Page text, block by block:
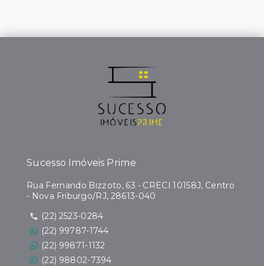
Sucesso Imóveis Prime
Rua Fernando Bizzoto, 63 - CRECI 10158J, Centro
- Nova Friburgo/RJ, 28613-040
(22) 2523-0284
(22) 99787-1744
(22) 99871-1132
(22) 98802-7394